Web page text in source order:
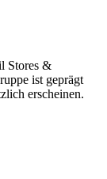
Stores &
ist geprägt
erscheinen.